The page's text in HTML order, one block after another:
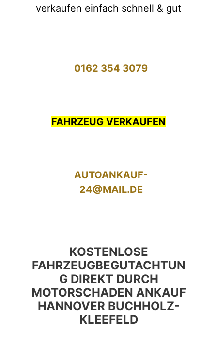
verkaufen einfach schnell & gut
0162 354 3079
FAHRZEUG VERKAUFEN
AUTOANKAUF-
24@MAIL.DE
KOSTENLOSE
FAHRZEUGBEGUTACHTUN
G DIREKT DURCH
MOTORSCHADEN ANKAUF
HANNOVER BUCHHOLZ-
KLEEFELD